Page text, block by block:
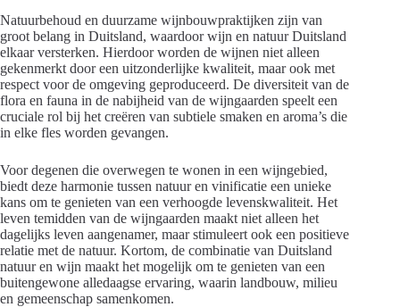
Natuurbehoud en duurzame wijnbouwpraktijken zijn van
groot belang in Duitsland, waardoor wijn en natuur Duitsland
elkaar versterken. Hierdoor worden de wijnen niet alleen
gekenmerkt door een uitzonderlijke kwaliteit, maar ook met
respect voor de omgeving geproduceerd. De diversiteit van de
flora en fauna in de nabijheid van de wijngaarden speelt een
cruciale rol bij het creëren van subtiele smaken en aroma’s die
in elke fles worden gevangen.
Voor degenen die overwegen te wonen in een wijngebied,
biedt deze harmonie tussen natuur en vinificatie een unieke
kans om te genieten van een verhoogde levenskwaliteit. Het
leven temidden van de wijngaarden maakt niet alleen het
dagelijks leven aangenamer, maar stimuleert ook een positieve
relatie met de natuur. Kortom, de combinatie van Duitsland
natuur en wijn maakt het mogelijk om te genieten van een
buitengewone alledaagse ervaring, waarin landbouw, milieu
en gemeenschap samenkomen.